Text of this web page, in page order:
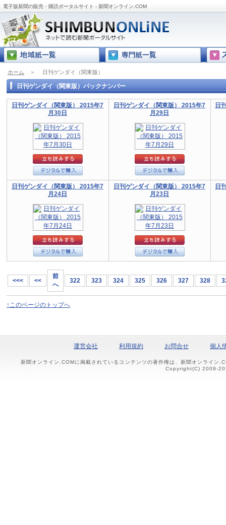
電子版新聞の販売・購読ポータルサイト - 新聞オンライン.COM
ホーム ＞ 日刊ゲンダイ（関東版）
日刊ゲンダイ（関東版）バックナンバー
日刊ゲンダイ（関東版） 2015年7
月30日
日刊ゲンダイ（関東版） 2015年7
月29日
日
日刊ゲンダイ（関東版） 2015年7
月24日
日刊ゲンダイ（関東版） 2015年7
月23日
日
<<< <<
前
へ
322 323 324 325 326 327 328
↑このページのトップへ
運営会社 利用規約 お問合せ 個人
新聞オンライン.COMに掲載されているコンテンツの著作権は、新聞オンライン
Copyright(C) 2009-